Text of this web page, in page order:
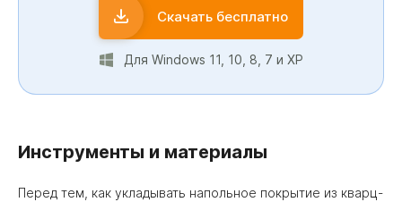
Скачать бесплатно
Для Windows 11, 10, 8, 7 и XP
Инструменты и материалы
Перед тем, как укладывать напольное покрытие из кварц-